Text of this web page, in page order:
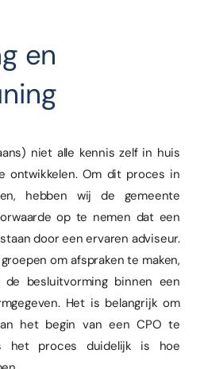
en
niet alle kennis zelf in huis
ontwikkelen. Om dit proces in
hebben wij de gemeente
op te nemen dat een
door een ervaren adviseur.
om afspraken te maken,
besluitvorming binnen een
Het is belangrijk om
het begin van een CPO te
het proces duidelijk is hoe